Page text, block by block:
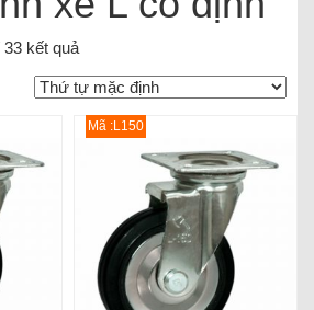
kết quả
Mã :L150